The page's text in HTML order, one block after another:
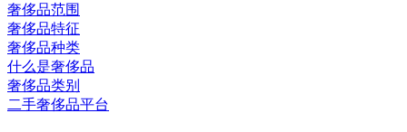
奢侈品范围
奢侈品特征
奢侈品种类
什么是奢侈品
奢侈品类别
二手奢侈品平台